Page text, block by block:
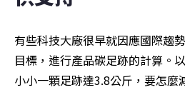
有些科技大廠很早就因應國際趨
目標，進行產品碳足跡的計算。
小小一顆足跡達3.8公斤，要怎麼